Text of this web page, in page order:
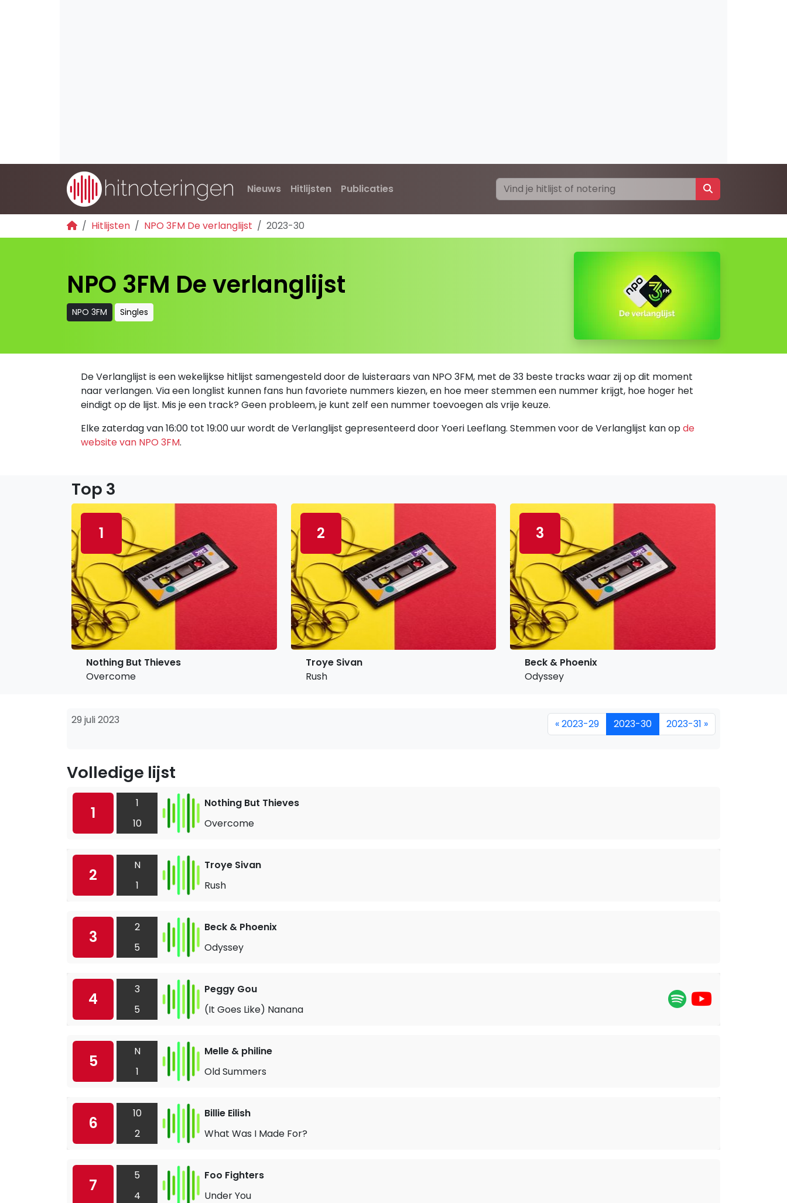
Nieuws Hitlijsten Publicaties
Hitlijsten NPO 3FM De verlanglijst 2023-30
NPO 3FM De verlanglijst
NPO 3FM Singles
De Verlanglijst is een wekelijkse hitlijst samengesteld door de luisteraars van NPO 3FM, met de 33 beste tracks waar zij op dit moment
naar verlangen. Via een longlist kunnen fans hun favoriete nummers kiezen, en hoe meer stemmen een nummer krijgt, hoe hoger het
eindigt op de lijst. Mis je een track? Geen probleem, je kunt zelf een nummer toevoegen als vrije keuze.
Elke zaterdag van 16:00 tot 19:00 uur wordt de Verlanglijst gepresenteerd door Yoeri Leeflang. Stemmen voor de Verlanglijst kan opde
website van NPO 3FM.
Top 3
1
Nothing But Thieves
Overcome
2
Troye Sivan
Rush
3
Beck & Phoenix
Odyssey
29 juli 2023 « 2023-29 2023-30 2023-31 »
Volledige lijst
1
1
10
Nothing But Thieves
Overcome
2
N
1
Troye Sivan
Rush
3
2
5
Beck & Phoenix
Odyssey
4
3
5
Peggy Gou
(It Goes Like) Nanana
5
N
1
Melle & philine
Old Summers
6
10
2
Billie Eilish
What Was I Made For?
7
5
4
Foo Fighters
Under You